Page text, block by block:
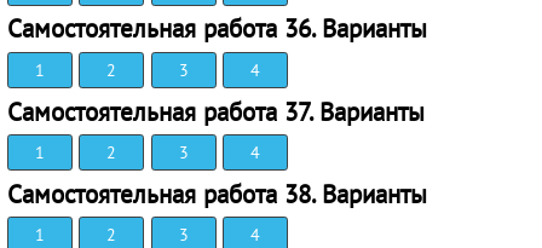
Самостоятельная работа 36. Варианты
1 2 3 4
Самостоятельная работа 37. Варианты
1 2 3 4
Самостоятельная работа 38. Варианты
1 2 3 4